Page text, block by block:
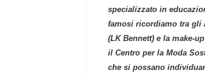
specializzato in
famosi ricordiamo tra gli
(LK Bennett) e la make-
il Centro per la Moda
che si possano